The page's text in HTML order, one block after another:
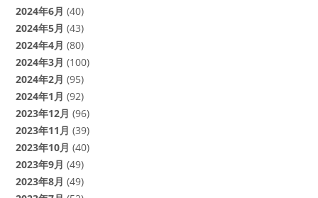
2024年6月 (40)
2024年5月 (43)
2024年4月 (80)
2024年3月 (100)
2024年2月 (95)
2024年1月 (92)
2023年12月 (96)
2023年11月 (39)
2023年10月 (40)
2023年9月 (49)
2023年8月 (49)